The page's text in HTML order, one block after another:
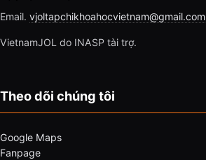
Email. vjoltapchikhoahocvietnam@gmail.com
VietnamJOL do INASP tài trợ.
Theo dõi chúng tôi
Google Maps
Fanpage